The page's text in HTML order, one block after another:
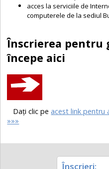
acces la serviciile de
computerele de la sediul
Înscrierea pentru
începe aici
Daţi clic peacest link pentru
»»»
Înscrieri: